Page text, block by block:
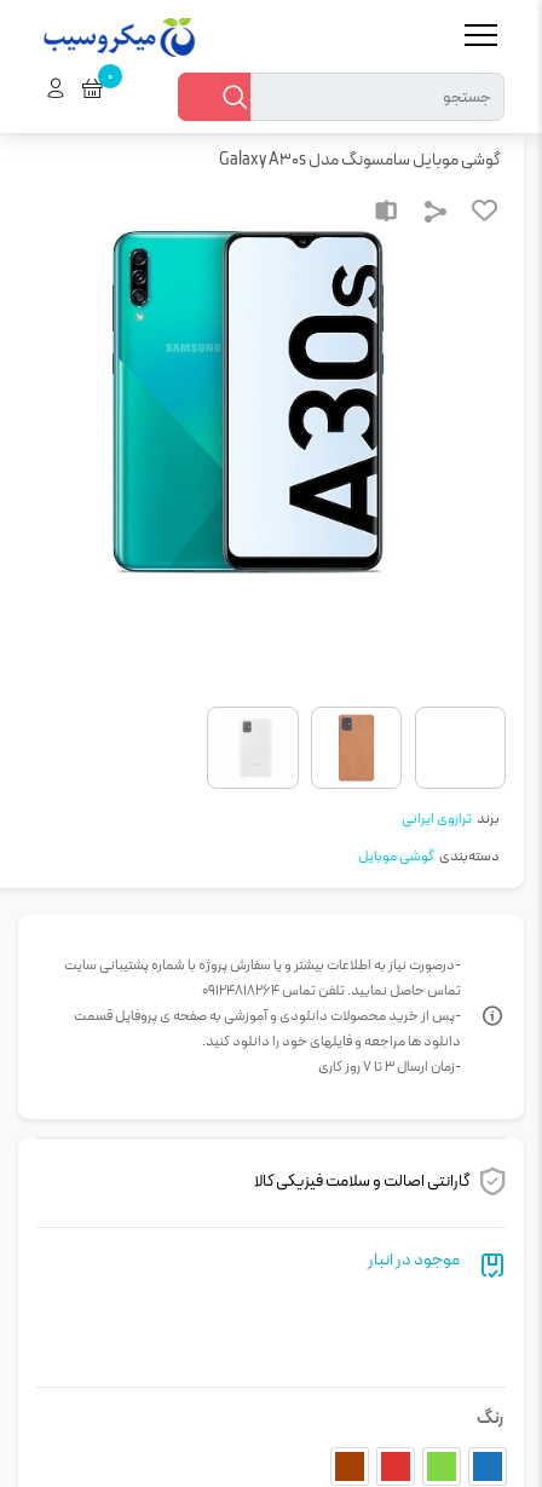
کالای دیجیتال گوشی موبایل سامسونگ مدل Galaxy A30s
گوشی موبایل سامسونگ مدل Galaxy A30s
برند ترازوی ایرانی
دسته‌بندی گوشی موبایل
-درصورت نیاز به اطلاعات بیشتر و یا سفارش پروژه با شماره پشتیبانی سایت
تماس حاصل نمایید. تلفن تماس 09124818264
-پس از خرید محصولات دانلودی و آموزشی به صفحه ی پروفایل قسمت
دانلود ها مراجعه و فایلهای خود را دانلود کنید.
-زمان ارسال 3 تا 7 روز کاری
گارانتی اصالت و سلامت فیزیکی کالا
موجود در انبار
رنگ